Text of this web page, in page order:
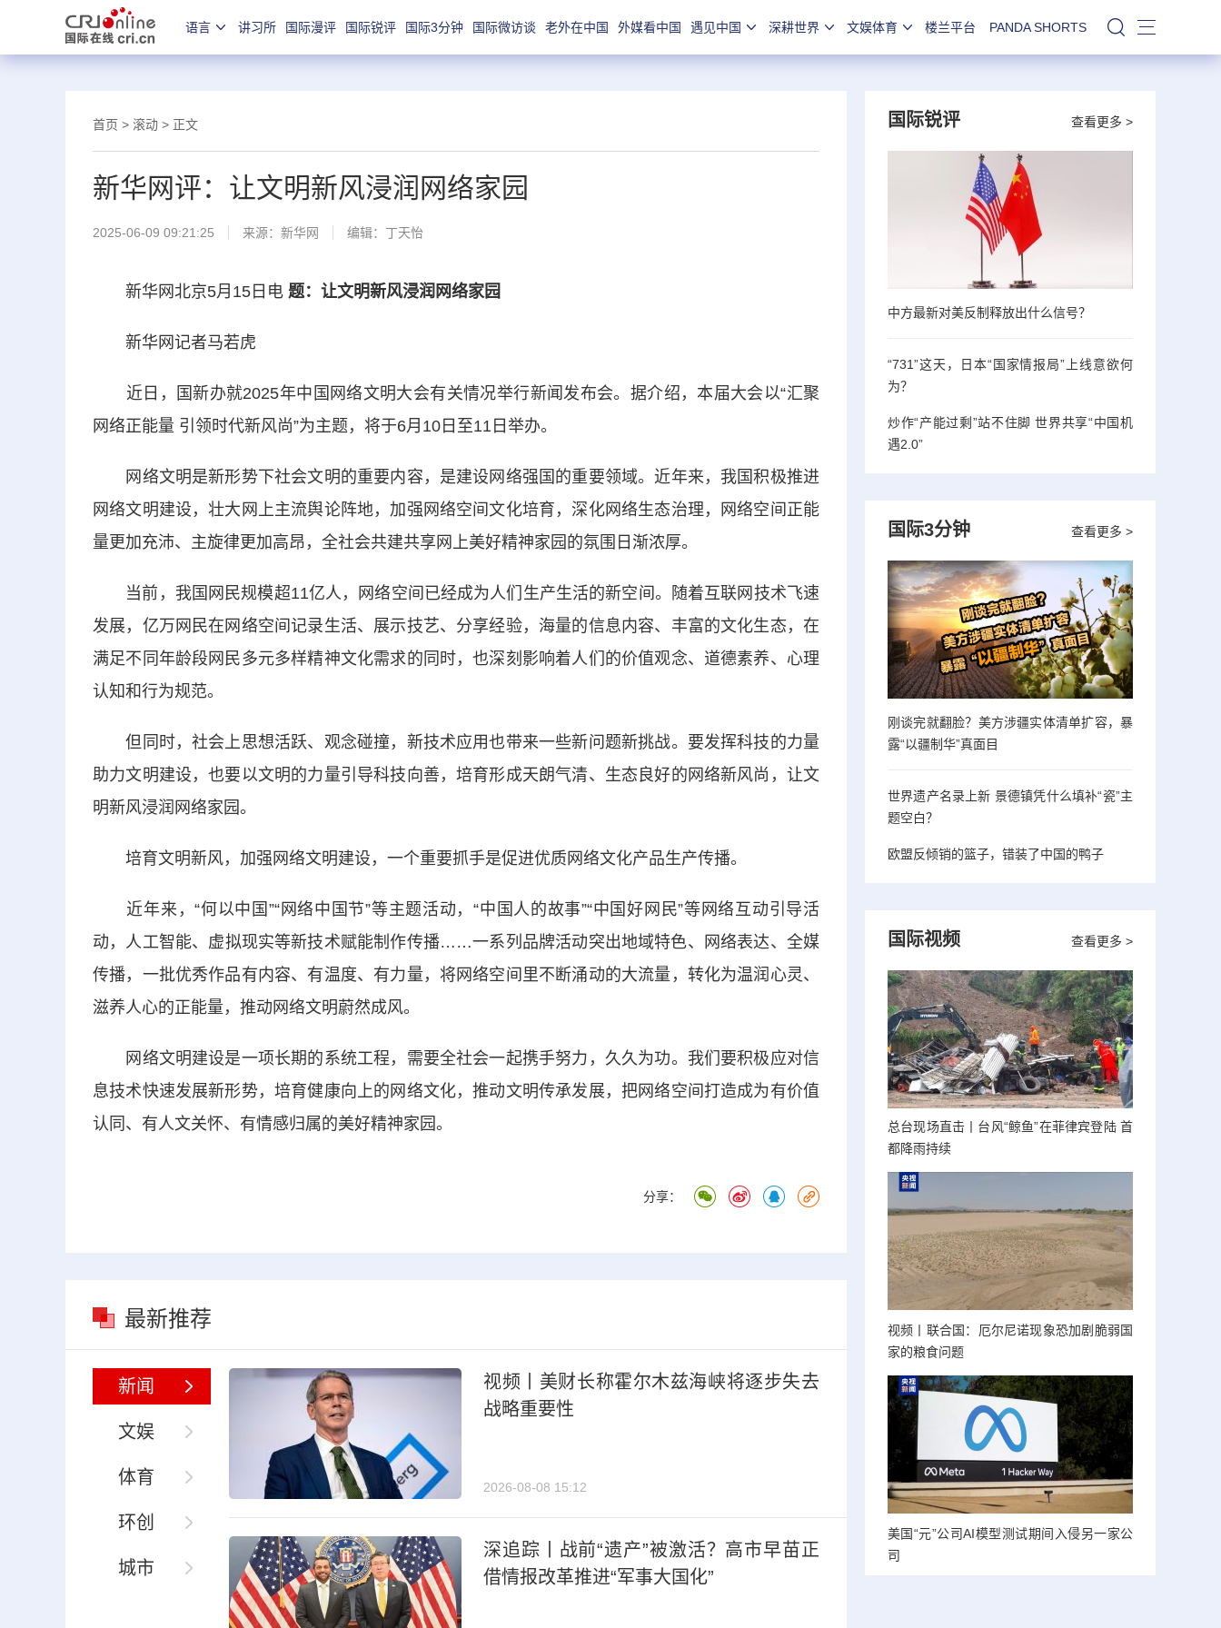
语言 讲习所 国际漫评 国际锐评 国际3分钟 国际微访谈 老外在中国 外媒看中国 遇见中国 深耕世界 文娱体育 楼兰平台 PANDA SHORTS 站内搜索
首页 > 滚动 > 正文
新华网评：让文明新风浸润网络家园
2025-06-09 09:21:25 来源： 新华网 编辑：丁天怡
新华网北京5月15日电 题：让文明新风浸润网络家园
新华网记者马若虎
近日，国新办就2025年中国网络文明大会有关情况举行新闻发布会。据介绍，本届大会以“汇聚
网络正能量 引领时代新风尚”为主题，将于6月10日至11日举办。
网络文明是新形势下社会文明的重要内容，是建设网络强国的重要领域。近年来，我国积极推进
网络文明建设，壮大网上主流舆论阵地，加强网络空间文化培育，深化网络生态治理，网络空间正能
量更加充沛、主旋律更加高昂，全社会共建共享网上美好精神家园的氛围日渐浓厚。
当前，我国网民规模超11亿人，网络空间已经成为人们生产生活的新空间。随着互联网技术飞速
发展，亿万网民在网络空间记录生活、展示技艺、分享经验，海量的信息内容、丰富的文化生态，在
满足不同年龄段网民多元多样精神文化需求的同时，也深刻影响着人们的价值观念、道德素养、心理
认知和行为规范。
但同时，社会上思想活跃、观念碰撞，新技术应用也带来一些新问题新挑战。要发挥科技的力量
助力文明建设，也要以文明的力量引导科技向善，培育形成天朗气清、生态良好的网络新风尚，让文
明新风浸润网络家园。
培育文明新风，加强网络文明建设，一个重要抓手是促进优质网络文化产品生产传播。
近年来，“何以中国”“网络中国节”等主题活动，“中国人的故事”“中国好网民”等网络互动引导活
动，人工智能、虚拟现实等新技术赋能制作传播……一系列品牌活动突出地域特色、网络表达、全媒
传播，一批优秀作品有内容、有温度、有力量，将网络空间里不断涌动的大流量，转化为温润心灵、
滋养人心的正能量，推动网络文明蔚然成风。
网络文明建设是一项长期的系统工程，需要全社会一起携手努力，久久为功。我们要积极应对信
息技术快速发展新形势，培育健康向上的网络文化，推动文明传承发展，把网络空间打造成为有价值
认同、有人文关怀、有情感归属的美好精神家园。
分享：
最新推荐
新闻
文娱
体育
环创
城市
视频丨美财长称霍尔木兹海峡将逐步失去
战略重要性
2026-08-08 15:12
深追踪丨战前“遗产”被激活？高市早苗正
借情报改革推进“军事大国化”
查看更多 >
国际锐评
中方最新对美反制释放出什么信号？
“731”这天，日本“国家情报局”上线意欲何
为？
炒作“产能过剩”站不住脚 世界共享“中国机
遇2.0”
查看更多 >
国际3分钟
刚谈完就翻脸？美方涉疆实体清单扩容，暴
露“以疆制华”真面目
世界遗产名录上新 景德镇凭什么填补“瓷”主
题空白？
欧盟反倾销的篮子，错装了中国的鸭子
查看更多 >
国际视频
总台现场直击丨台风“鲸鱼”在菲律宾登陆 首
都降雨持续
视频丨联合国：厄尔尼诺现象恐加剧脆弱国
家的粮食问题
美国“元”公司AI模型测试期间入侵另一家公
司